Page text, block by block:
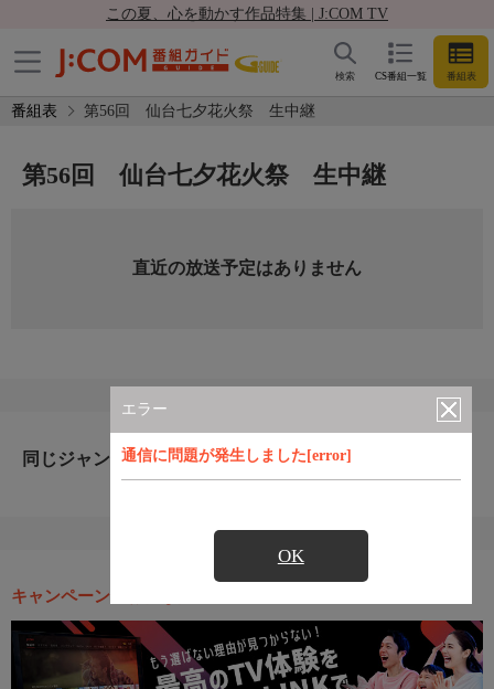
この夏、心を動かす作品特集 | J:COM TV
CS番組一覧 番組表
検索
番組表 第56回 仙台七夕花火祭 生中継
エラー
通信に問題が発生しました[error]
OK
第56回 仙台七夕花火祭 生中継
直近の放送予定はありません
同じジャンルのおすすめ番組
キャンペーン・お得な情報